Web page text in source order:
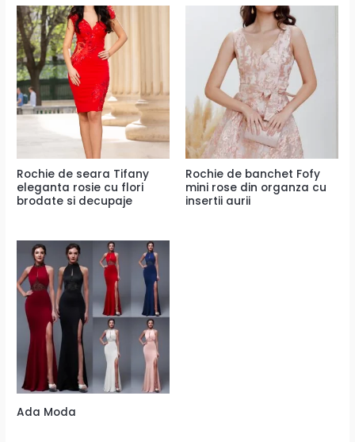
Rochie de seara Tifany
eleganta rosie cu flori
brodate si decupaje
Rochie de banchet Fofy
mini rose din organza cu
insertii aurii
Ada Moda